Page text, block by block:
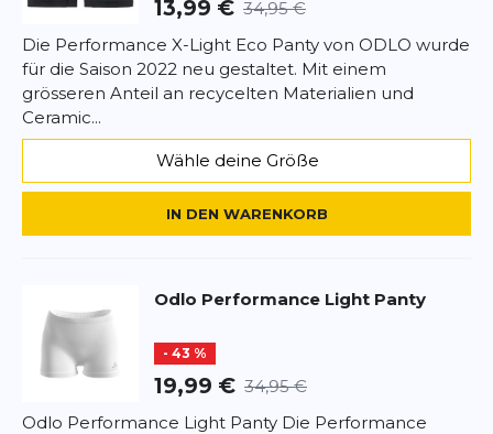
13,99 € 34,95 €
Die Performance X-Light Eco Panty von ODLO wurde
für die Saison 2022 neu gestaltet. Mit einem
grösseren Anteil an recycelten Materialien und
Ceramic...
Wähle deine Größe
IN DEN WARENKORB
Odlo Performance Light Panty
- 43 %
19,99 € 34,95 €
Odlo Performance Light Panty Die Performance